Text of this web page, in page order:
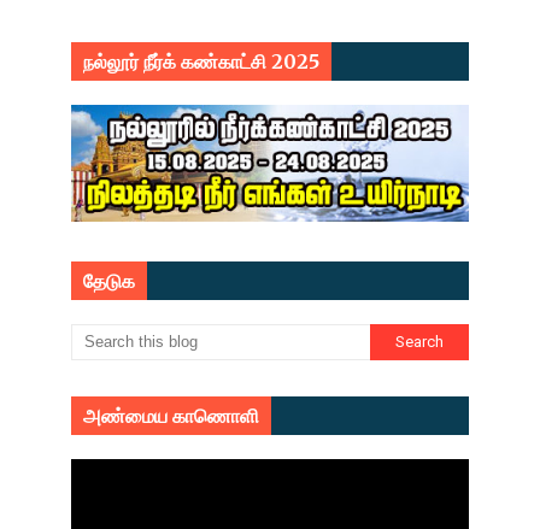
நல்லூர் நீர்க் கண்காட்சி 2025
தேடுக
அண்மைய காணொளி